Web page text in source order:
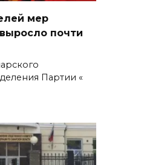
мер
почти
Партии «